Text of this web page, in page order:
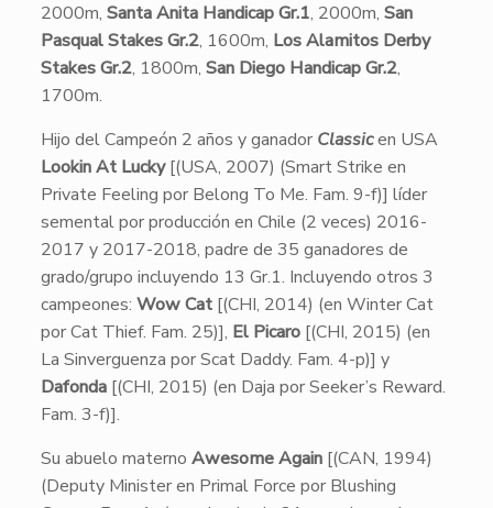
2000m, Santa Anita Handicap Gr.1, 2000m, San
Pasqual Stakes Gr.2, 1600m, Los Alamitos Derby
Stakes Gr.2, 1800m, San Diego Handicap Gr.2,
1700m.
Hijo del Campeón 2 años y ganador Classicen USA
Lookin At Lucky[(USA, 2007) (Smart Strike en
Private Feeling por Belong To Me. Fam. 9-f)] líder
semental por producción en Chile (2 veces) 2016-
2017 y 2017-2018, padre de 35 ganadores de
grado/grupo incluyendo 13 Gr.1. Incluyendo otros 3
campeones: Wow Cat[(CHI, 2014) (en Winter Cat
por Cat Thief. Fam. 25)], El Picaro[(CHI, 2015) (en
La Sinverguenza por Scat Daddy. Fam. 4-p)] y
Dafonda[(CHI, 2015) (en Daja por Seeker’s Reward.
Fam. 3-f)].
Su abuelo materno Awesome Again[(CAN, 1994)
(Deputy Minister en Primal Force por Blushing